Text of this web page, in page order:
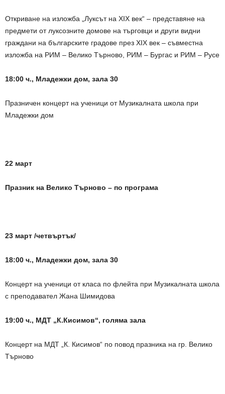
Откриване на изложба „Луксът на XIX век“ – представяне на
предмети от луксозните домове на търговци и други видни
граждани на българските градове през XIX век – съвместна
изложба на РИМ – Велико Търново, РИМ – Бургас и РИМ – Русе
18:00 ч., Младежки дом, зала 30
Празничен концерт на ученици от Музикалната школа при
Младежки дом
22 март
Празник на Велико Търново – по програма
23 март /четвъртък/
18:00 ч., Младежки дом, зала 30
Концерт на ученици от класа по флейта при Музикалната школа
с преподавател Жана Шимидова
19:00 ч., МДТ „К.Кисимов“, голяма зала
Концерт на МДТ „К. Кисимов“ по повод празника на гр. Велико
Търново